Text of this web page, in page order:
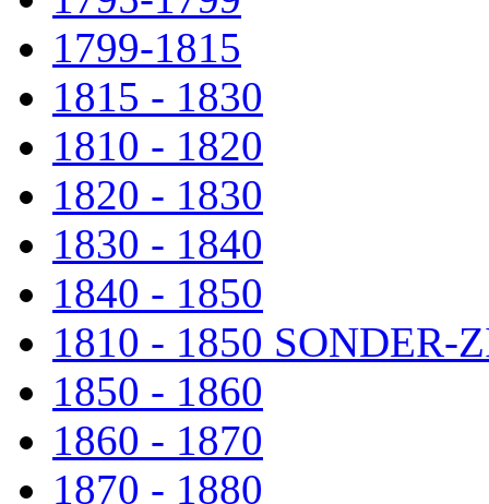
1799-1815
1815 - 1830
1810 - 1820
1820 - 1830
1830 - 1840
1840 - 1850
1810 - 1850 SONDER-
1850 - 1860
1860 - 1870
1870 - 1880